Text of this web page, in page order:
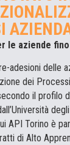
le aziende
adesioni delle
dei
il profilo
API Torino è
di Alto